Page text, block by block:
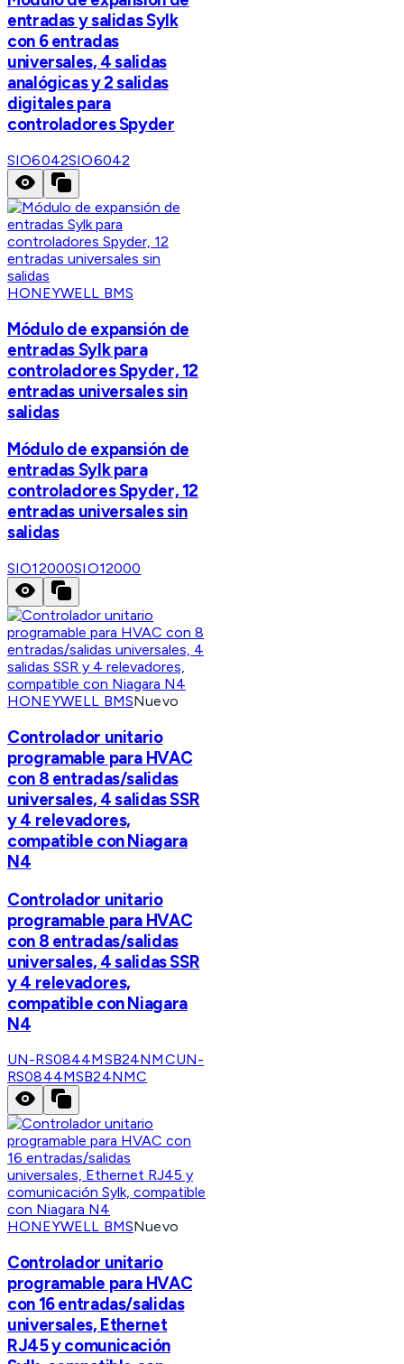
entradas y salidas Sylk
con 6 entradas
universales, 4 salidas
analógicas y 2 salidas
digitales para
controladores Spyder
SIO6042SIO6042
HONEYWELL BMS
Módulo de expansión de
entradas Sylk para
controladores Spyder, 12
entradas universales sin
salidas
Módulo de expansión de
entradas Sylk para
controladores Spyder, 12
entradas universales sin
salidas
SIO12000SIO12000
HONEYWELL BMSNuevo
Controlador unitario
programable para HVAC
con 8 entradas/salidas
universales, 4 salidas SSR
y 4 relevadores,
compatible con Niagara
N4
Controlador unitario
programable para HVAC
con 8 entradas/salidas
universales, 4 salidas SSR
y 4 relevadores,
compatible con Niagara
N4
UN-RS0844MSB24NMCUN-
RS0844MSB24NMC
HONEYWELL BMSNuevo
Controlador unitario
programable para HVAC
con 16 entradas/salidas
universales, Ethernet
RJ45 y comunicación